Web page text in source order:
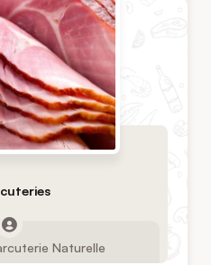
Naturelle